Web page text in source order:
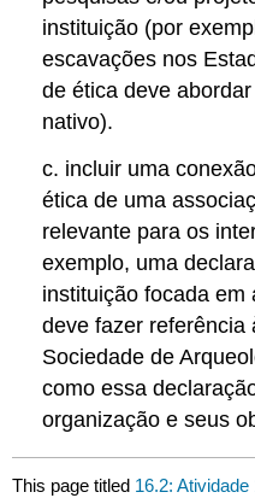
instituição (por
escavações nos
de ética deve
nativo).
c. incluir uma
ética de uma
relevante para os
exemplo, uma
instituição focada em
deve fazer referência
Sociedade de
como essa
organização e seus
This page titled 16.2: